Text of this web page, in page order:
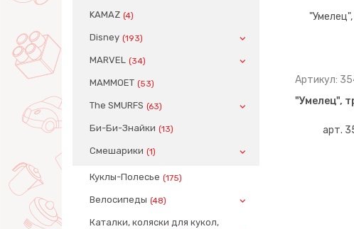
KAMAZ (4)
Disney (193)
MARVEL (34)
MAMMOET (53)
The SMURFS (63)
Би-Би-Знайки (13)
Смешарики (1)
Куклы-Полесье (175)
Велосипеды (48)
Каталки, коляски для кукол,
Артикул:
"Умелец",